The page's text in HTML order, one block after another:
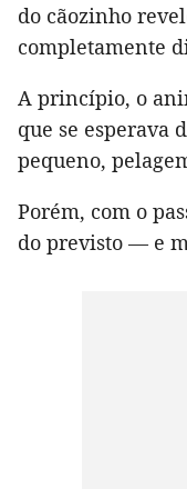
do cãozinho
completamente
A princípio, o
que se esperava
pequeno,
Porém, com o
do previsto — e